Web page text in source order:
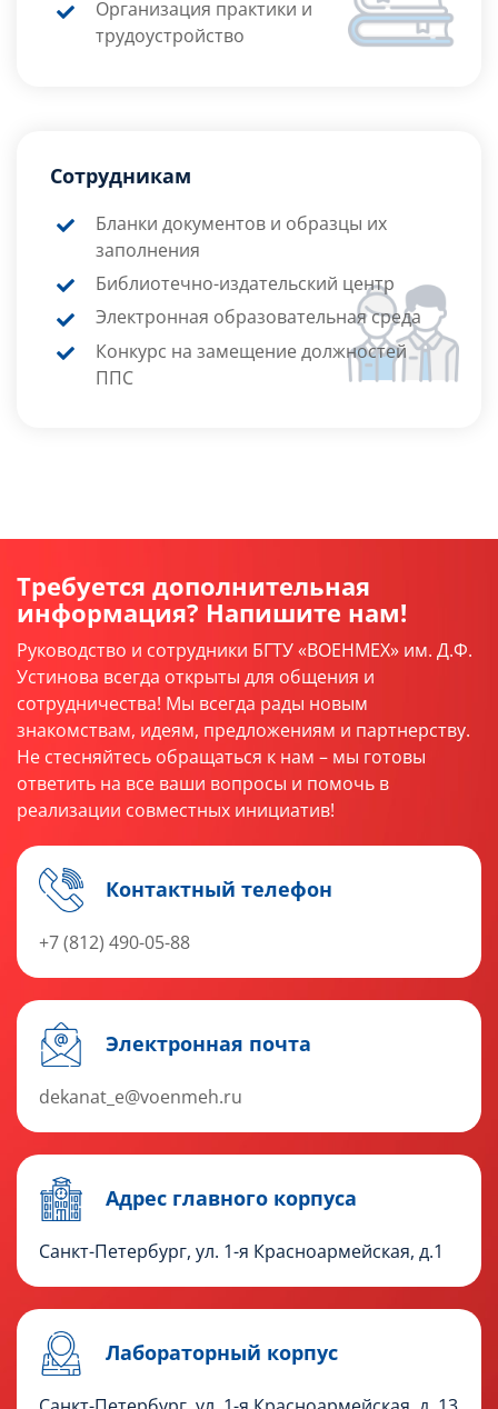
Организация практики и
трудоустройство
Сотрудникам
Бланки документов и образцы их
заполнения
Библиотечно-издательский центр
Электронная образовательная среда
Конкурс на замещение должностей
ППС
Требуется дополнительная
информация? Напишите нам!
Руководство и сотрудники БГТУ «ВОЕНМЕХ» им. Д.Ф.
Устинова всегда открыты для общения и
сотрудничества! Мы всегда рады новым
знакомствам, идеям, предложениям и партнерству.
Не стесняйтесь обращаться к нам – мы готовы
ответить на все ваши вопросы и помочь в
реализации совместных инициатив!
Контактный телефон
+7 (812) 490-05-88
Электронная почта
dekanat_e@voenmeh.ru
Адрес главного корпуса
Санкт-Петербург, ул. 1-я Красноармейская, д.1
Лабораторный корпус